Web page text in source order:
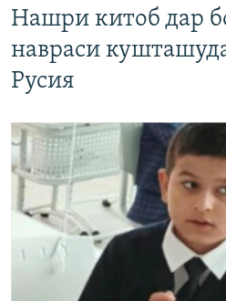
Нашри китоб дар
навраси
Русия